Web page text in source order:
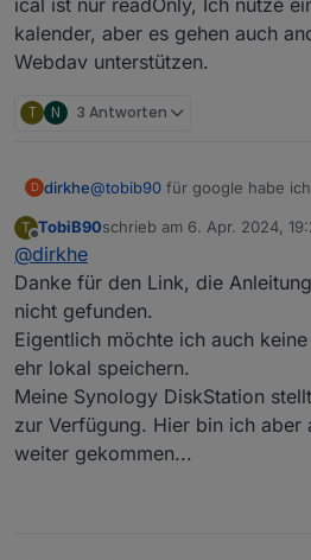
kalender, aber es gehen auch
Webdav unterstützen.
T N 3 Antworten
D dirkhe@tobib90 für google habe
https://github.com/dirkhe/
ical ist nur readOnly, Ich
kalender, aber es gehen
Webdav unterstützen.
T
Offline
TobiB90schrieb am 6. Apr. 2024,
zuletzt editiert von
@dirkhe
Danke für den Link, die
nicht gefunden.
Eigentlich möchte ich auch
ehr lokal speichern.
Meine Synology DiskStation
zur Verfügung. Hier bin ich aber
weiter gekommen...